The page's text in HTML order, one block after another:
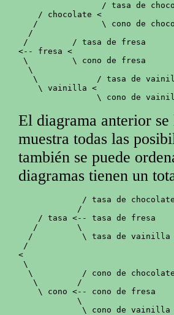
/ tasa de
    / chocolate <
/             \ cono de
  /
/         / tasa de fresa
<-- fresa <
\         \ cono de fresa
  \
\            / tasa de
    \ vainilla <
\ cono de
El diagrama anterior
muestra todas las
también se puede
diagramas tienen un
/ tasa de
            /
    / tasa <-- tasa de fresa
   /        \
  /          \ tasa de vainilla
/
<
\
\          / cono de
   \        /
    \ cono <-- cono de fresa
            \
             \ cono de vainilla